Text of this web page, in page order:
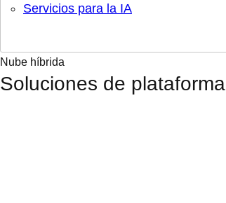
Servicios para la IA
Nube híbrida
Soluciones de plataforma